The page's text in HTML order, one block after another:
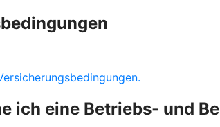
ich eine Betriebs- und